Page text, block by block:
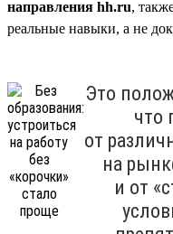
направления hh.ru,
реальные навыки, а не
Это
что
от
на
и от